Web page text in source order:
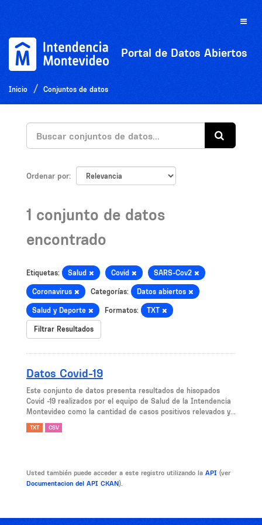
Toggle
Portal de Datos Abiertos
Inicio Conjuntos de datos
Ordenar por
1 conjunto de datos
encontrado
Etiquetas: Salud Covid SARS-Cov2
Coronavirus Categorías: Datos abiertos
Salud y Deporte Formatos: TXT
Filtrar Resultados
Datos Covid-19
Este conjunto de datos presenta resultados de hisopados
Covid -19 realizados por el equipo de Salud de la Intendencia
Montevideo como la cantidad de casos positivos relevados y...
TXT CSV
Usted también puede acceder a este registro utilizando la API (ver
Documentacion del API CKAN).